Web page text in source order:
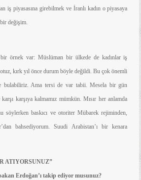
iş piyasasına girebilmek ve İranlı kadın o piyasaya
değişim.
bir örnek var: Müslüman bir ülkede de kadınlar iş
kırk yıl önce durum böyle değildi. Bu çok önemli
bulabiliriz. Ama tersi de var tabii. Mesela bir gün
karşıya kalmamız mümkün. Mısır her anlamda
baskıcı ve otoriter Mübarek rejiminden,
bahsediyorum. Suudi Arabistan’ı bir kenara
ATIYORSUNUZ”
Erdoğan’ı takip ediyor musunuz?